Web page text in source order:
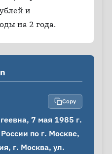
и
на 2 года.
Copy
7 мая 1985 г.
по г. Москве,
г. Москва, ул.